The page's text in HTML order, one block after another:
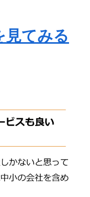
見てみる